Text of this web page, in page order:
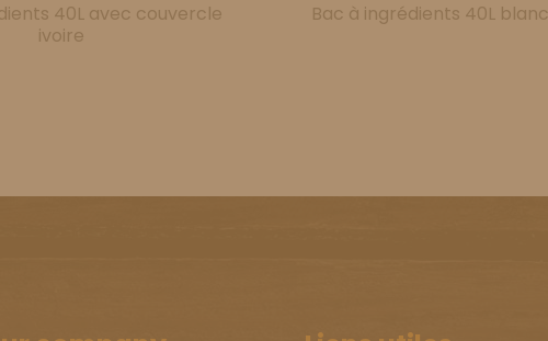
40L avec couvercle
ivoire
Bac à ingrédients 40L blanc